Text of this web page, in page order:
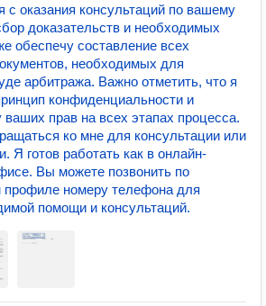
с оказания консультаций по вашему
доказательств и необходимых
обеспечу составление всех
необходимых для
арбитража. Важно отметить, что я
конфиденциальности и
ваших прав на всех этапах процесса.
ко мне для консультации или
Я готов работать как в онлайн-
Вы можете позвонить по
профиле номеру телефона для
помощи и консультаций.